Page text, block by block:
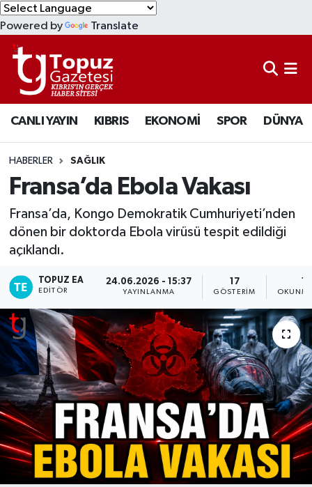
Powered by Translate
CANLI YAYIN KIBRIS EKONOMİ SPOR DÜNYA
HABERLER SAĞLIK
Fransa’da Ebola Vakası
Fransa’da, Kongo Demokratik Cumhuriyeti’nden
dönen bir doktorda Ebola virüsü tespit edildiği
açıklandı.
TOPUZ EA
EDITÖR
24.06.2026 - 15:37
YAYINLANMA
17
GÖSTERIM
KIBRIS
DÜNYA
EKONOMİ
MAGAZİN
SAĞLIK
SPOR
Lefkoşa Nöbetçi Eczaneler
Lefkoşa Hava Durumu
Lefkoşa Trafik Yoğunluk Haritası
Süper Lig Puan Durumu ve Fikstür
Tüm Manşetler
Son Dakika Haberleri